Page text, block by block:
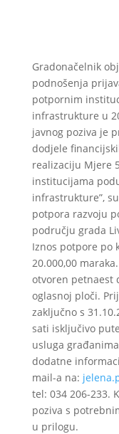
Gradonačelnik
podnošenja
potpornim
infrastrukture u
javnog poziva je
dodjele
realizaciju Mjere
institucijama
infrastrukture”,
potpora razvoju
području grada
Iznos potpore po
20.000,00
otvoren petnaest
oglasnoj ploči.
zaključno s
sati isključivo
usluga
dodatne
mail-a na:
tel: 034 206-233.
poziva s
u prilogu.